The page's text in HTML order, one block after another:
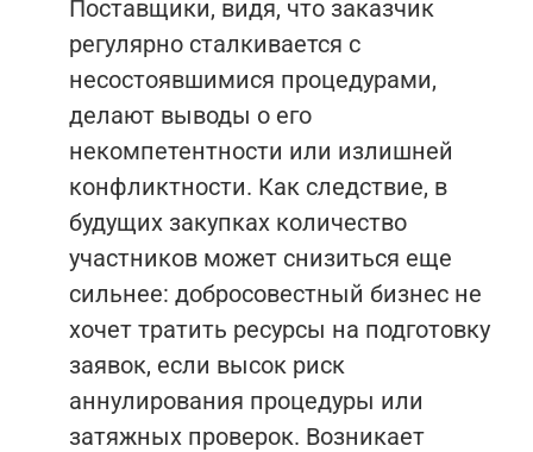
Поставщики, видя, что заказчик
регулярно сталкивается с
несостоявшимися процедурами,
делают выводы о его
некомпетентности или излишней
конфликтности. Как следствие, в
будущих закупках количество
участников может снизиться еще
сильнее: добросовестный бизнес не
хочет тратить ресурсы на подготовку
заявок, если высок риск
аннулирования процедуры или
затяжных проверок. Возникает